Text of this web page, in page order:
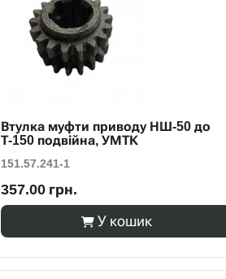
Втулка муфти приводу НШ-50 до
Т-150 подвійна, УМТК
151.57.241-1
357.00 грн.
У кошик